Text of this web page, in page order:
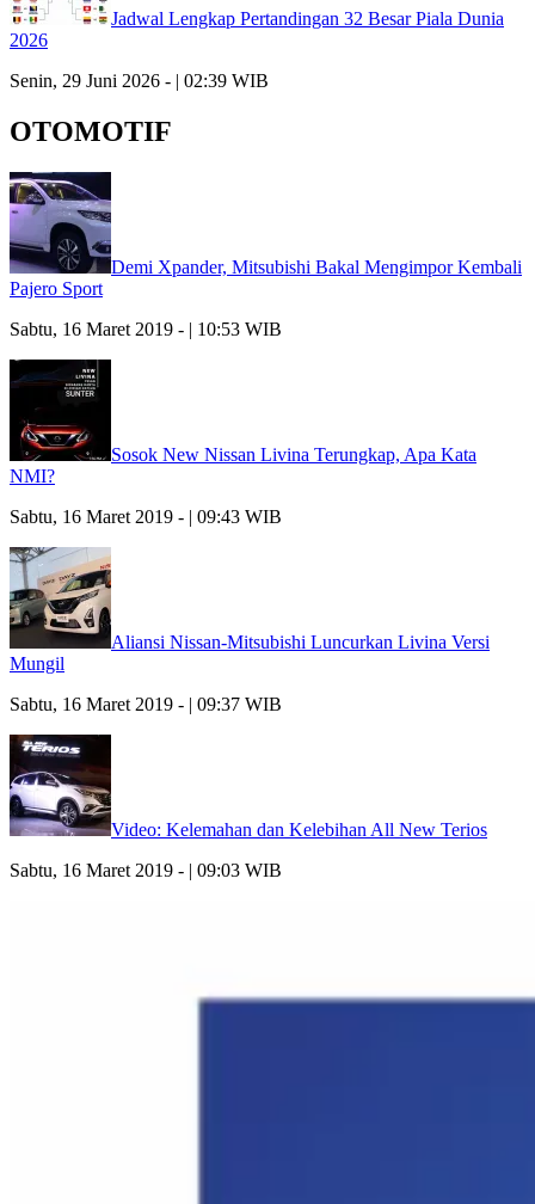
Jadwal Lengkap Pertandingan 32 Besar Piala Dunia
2026
Senin, 29 Juni 2026 - | 02:39 WIB
OTOMOTIF
Demi Xpander, Mitsubishi Bakal Mengimpor Kembali
Pajero Sport
Sabtu, 16 Maret 2019 - | 10:53 WIB
Sosok New Nissan Livina Terungkap, Apa Kata
NMI?
Sabtu, 16 Maret 2019 - | 09:43 WIB
Aliansi Nissan-Mitsubishi Luncurkan Livina Versi
Mungil
Sabtu, 16 Maret 2019 - | 09:37 WIB
Video: Kelemahan dan Kelebihan All New Terios
Sabtu, 16 Maret 2019 - | 09:03 WIB